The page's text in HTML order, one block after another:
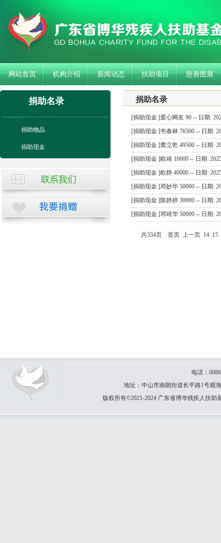
网站首页 机构介绍 新闻动态 扶助项目 慈善图展
捐助名录
捐助物品
捐助现金
捐助名录
[捐助现金 ]爱心网友 90 -- 日期:
[捐助现金 ]韦春林 76500 -- 日期:
[捐助现金 ]窦立乾 49500 -- 日期:
[捐助现金 ]欧靖 10000 -- 日期:
[捐助现金 ]欧静 40000 -- 日期:
[捐助现金 ]邓妙华 50000 -- 日期:
[捐助现金 ]陈婷婷 30000 -- 日期:
[捐助现金 ]邓靖华 50000 -- 日期:
共334页 首页 上一页 14 15
电话：
地址：中山市南朗街道长平路1号观
版权所有©2021-2024 广东省博华残疾人扶助